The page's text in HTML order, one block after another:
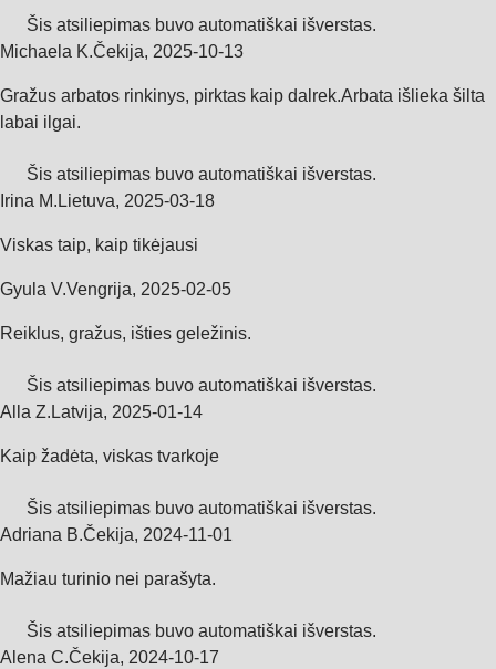
Šis atsiliepimas buvo automatiškai išverstas.
Michaela K.Čekija, 2025‑10‑13
Gražus arbatos rinkinys, pirktas kaip dalrek.Arbata išlieka šilta
labai ilgai.
Šis atsiliepimas buvo automatiškai išverstas.
Irina M.Lietuva, 2025‑03‑18
Viskas taip, kaip tikėjausi
Gyula V.Vengrija, 2025‑02‑05
Reiklus, gražus, išties geležinis.
Šis atsiliepimas buvo automatiškai išverstas.
Alla Z.Latvija, 2025‑01‑14
Kaip žadėta, viskas tvarkoje
Šis atsiliepimas buvo automatiškai išverstas.
Adriana B.Čekija, 2024‑11‑01
Mažiau turinio nei parašyta.
Šis atsiliepimas buvo automatiškai išverstas.
Alena C.Čekija, 2024‑10‑17